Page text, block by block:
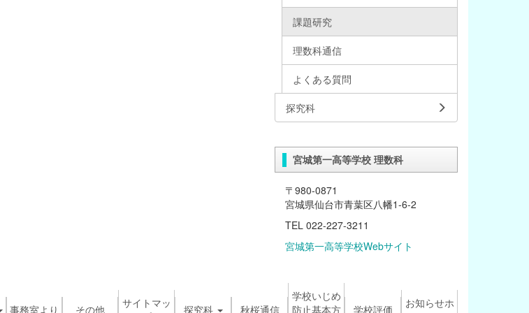
課題研究
理数科通信
よくある質問
探究科
宮城第一高等学校 理数科
〒980-0871
宮城県仙台市青葉区八幡1-6-2
TEL 022-227-3211
宮城第一高等学校Webサイト
事務室より その他
サイトマッ
探究科 秋桜通信
学校いじめ
防止基本方
学校評価
お知らせホ